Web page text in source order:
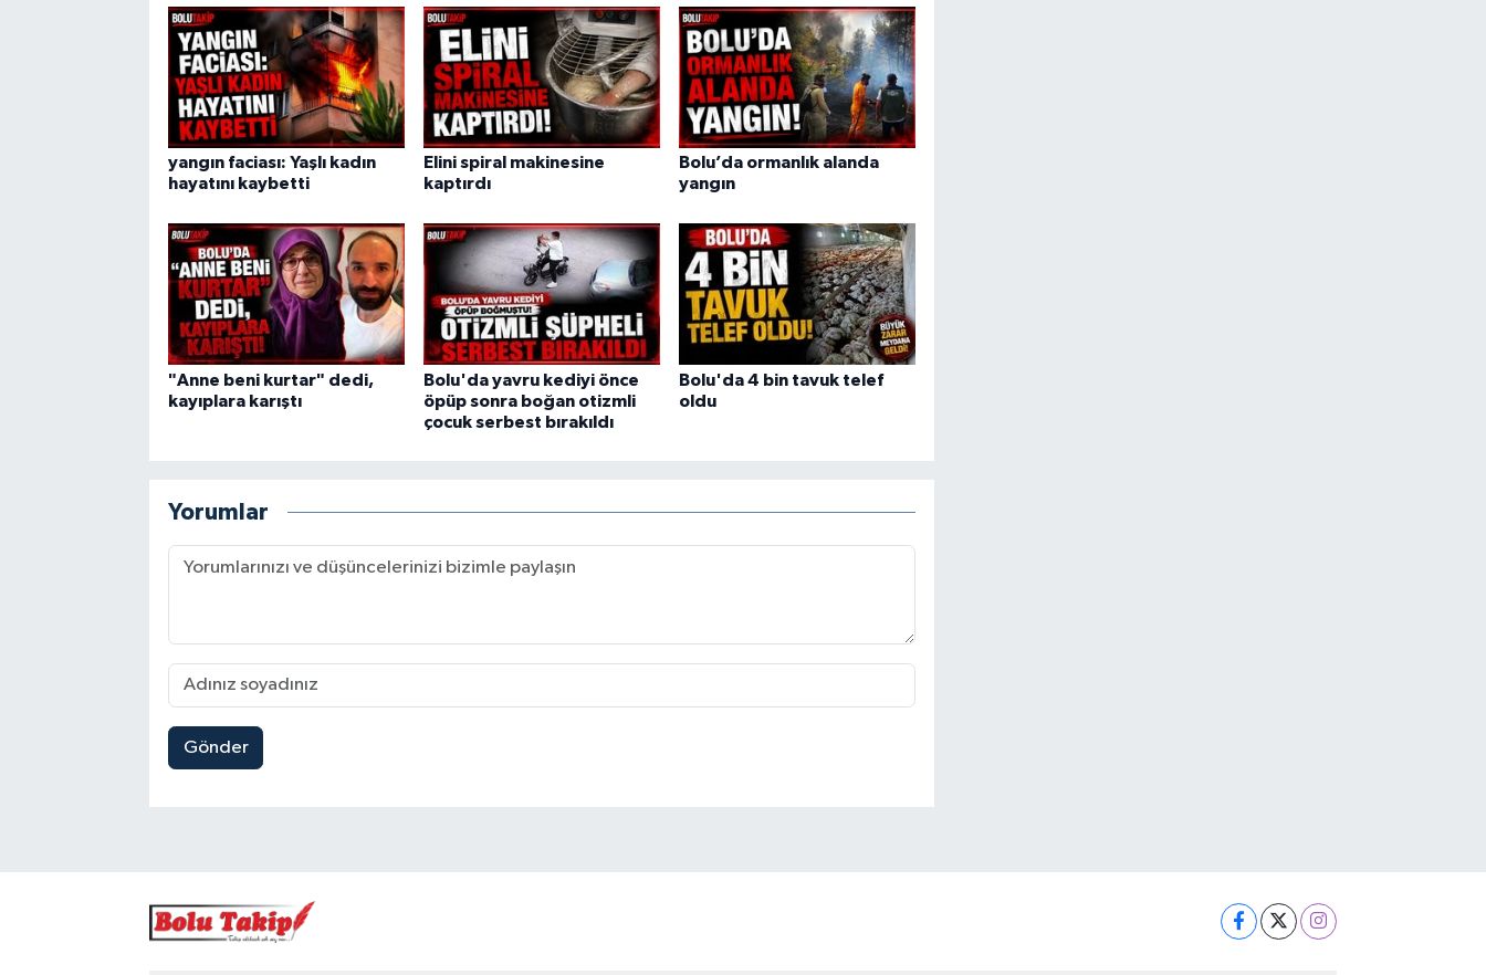
yangın faciası: Yaşlı kadın
hayatını kaybetti
Elini spiral makinesine
kaptırdı
Bolu’da ormanlık alanda
yangın
"Anne beni kurtar" dedi,
kayıplara karıştı
Bolu'da yavru kediyi önce
öpüp sonra boğan otizmli
çocuk serbest bırakıldı
Bolu'da 4 bin tavuk telef
oldu
Yorumlar
Gönder